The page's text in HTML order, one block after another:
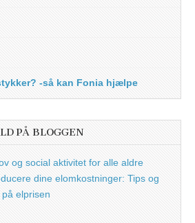
-så kan Fonia hjælpe
PÅ BLOGGEN
og social aktivitet for alle aldre
dine elomkostninger: Tips og
elprisen